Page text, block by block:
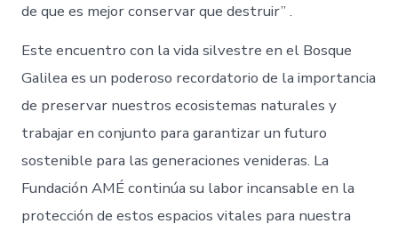
de que es mejor conservar que destruir” .
Este encuentro con la vida silvestre en el Bosque
Galilea es un poderoso recordatorio de la importancia
de preservar nuestros ecosistemas naturales y
trabajar en conjunto para garantizar un futuro
sostenible para las generaciones venideras. La
Fundación AMÉ continúa su labor incansable en la
protección de estos espacios vitales para nuestra